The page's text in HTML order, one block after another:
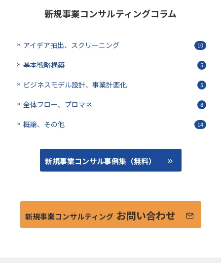
新規事業コンサルティングコラム
アイデア抽出、スクリーニング 10
基本戦略構築 5
ビジネスモデル設計、事業計画化 5
全体フロー、プロマネ 8
概論、その他 14
新規事業コンサル事例集（無料）
新規事業コンサルティング お問い合わせ